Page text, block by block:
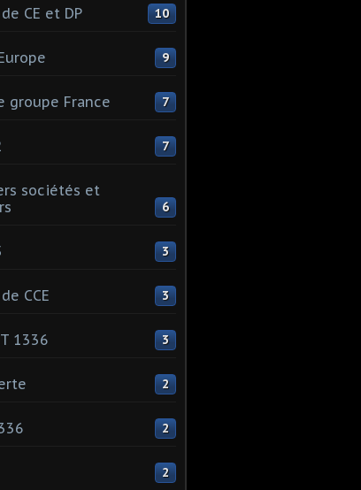
CE et DP 10
9
groupe France 7
7
sociétés et
6
3
CCE 3
1336 3
2
2
2